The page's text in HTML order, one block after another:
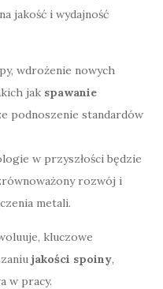
jakość i wydajność
wdrożenie nowych
jak spawanie
podnoszenie standardów
w przyszłości będzie
rozwój i
metali.
kluczowe
jakości spoiny,
w pracy.